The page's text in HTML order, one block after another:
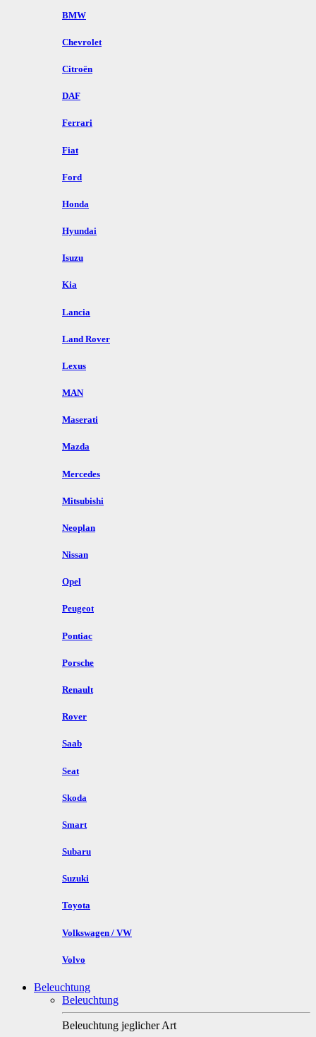
BMW
Chevrolet
Citroën
DAF
Ferrari
Fiat
Ford
Honda
Hyundai
Isuzu
Kia
Lancia
Land Rover
Lexus
MAN
Maserati
Mazda
Mercedes
Mitsubishi
Neoplan
Nissan
Opel
Peugeot
Pontiac
Porsche
Renault
Rover
Saab
Seat
Skoda
Smart
Subaru
Suzuki
Toyota
Volkswagen / VW
Volvo
Beleuchtung
Beleuchtung
Beleuchtung jeglicher Art